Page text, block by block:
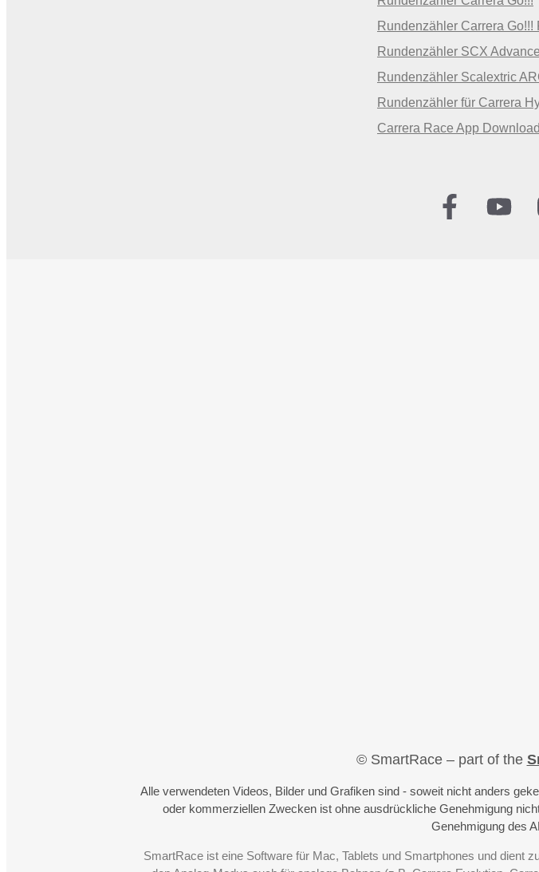
Rundenzähler Carrera Go!!!
Rundenzähler SCX Advance
Rundenzähler Scalextric
Rundenzähler für Carrera
Carrera Race App Download
© SmartRace – part of the
Alle verwendeten Videos, Bilder und Grafiken sind - soweit nicht anders
oder kommerziellen Zwecken ist ohne ausdrückliche Genehmigung
Genehmigung des
SmartRace ist eine Software für Mac, Tablets und Smartphones und dient